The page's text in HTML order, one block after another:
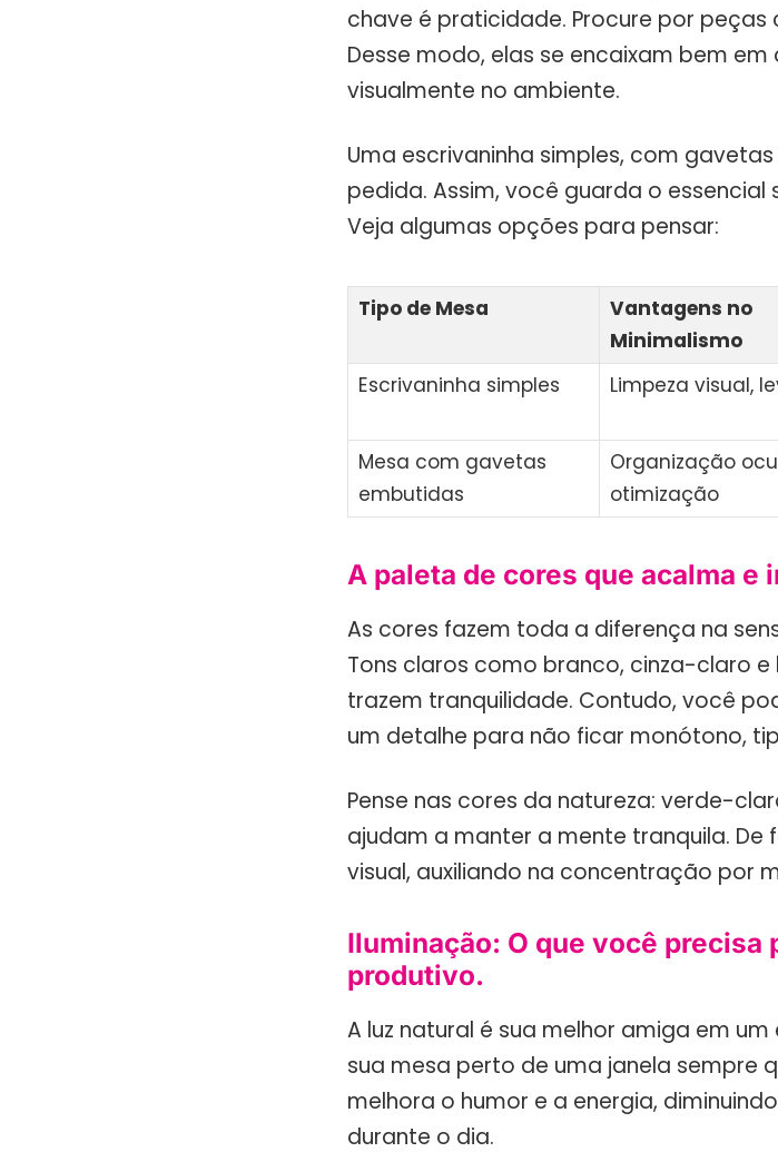
chave é praticidade. Procure por peças
Desse modo, elas se encaixam bem
visualmente no ambiente.
Uma escrivaninha simples, com
pedida. Assim, você guarda o
Veja algumas opções para pensar:
Tipo de Mesa
Vantagens no
Minimalismo
Escrivaninha simples Limpeza visual,
Mesa com gavetas
embutidas
Organização
otimização
A paleta de cores que acalma e
As cores fazem toda a diferença na
Tons claros como branco, cinza-claro
trazem tranquilidade. Contudo, você
um detalhe para não ficar monótono,
Pense nas cores da natureza: verde-
ajudam a manter a mente tranquila.
visual, auxiliando na concentração por
Iluminação: O que você precisa
produtivo.
A luz natural é sua melhor amiga em
sua mesa perto de uma janela sempre
melhora o humor e a energia,
durante o dia.